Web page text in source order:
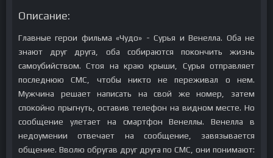
Описание:
Главные герои фильма «Чудо» - Сурья и Венелла. Оба не
знают друг друга, оба собираются покончить жизнь
самоубийством. Стоя на краю крыши, Сурья отправляет
последнюю СМС, чтобы никто не переживал о нем.
Мужчина решает написать на свой же номер, затем
спокойно прыгнуть, оставив телефон на видном месте. Но
сообщение улетает на смартфон Венеллы. Венелла в
недоумении отвечает на сообщение, завязывается
общение. Вволю обругав друг друга по СМС, они понимают: